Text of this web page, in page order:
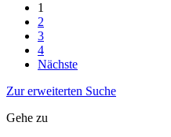
1
2
3
4
Nächste
Zur erweiterten Suche
Gehe zu